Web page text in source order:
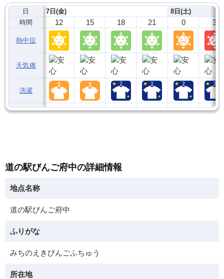
日
時間
熱中症
天気痛
洗濯
7日(金)
12 15 18 21
8日(土)
0 3
道の駅びんご府中の詳細情報
地点名称
道の駅びんご府中
ふりがな
みちのえきびんごふちゅう
所在地